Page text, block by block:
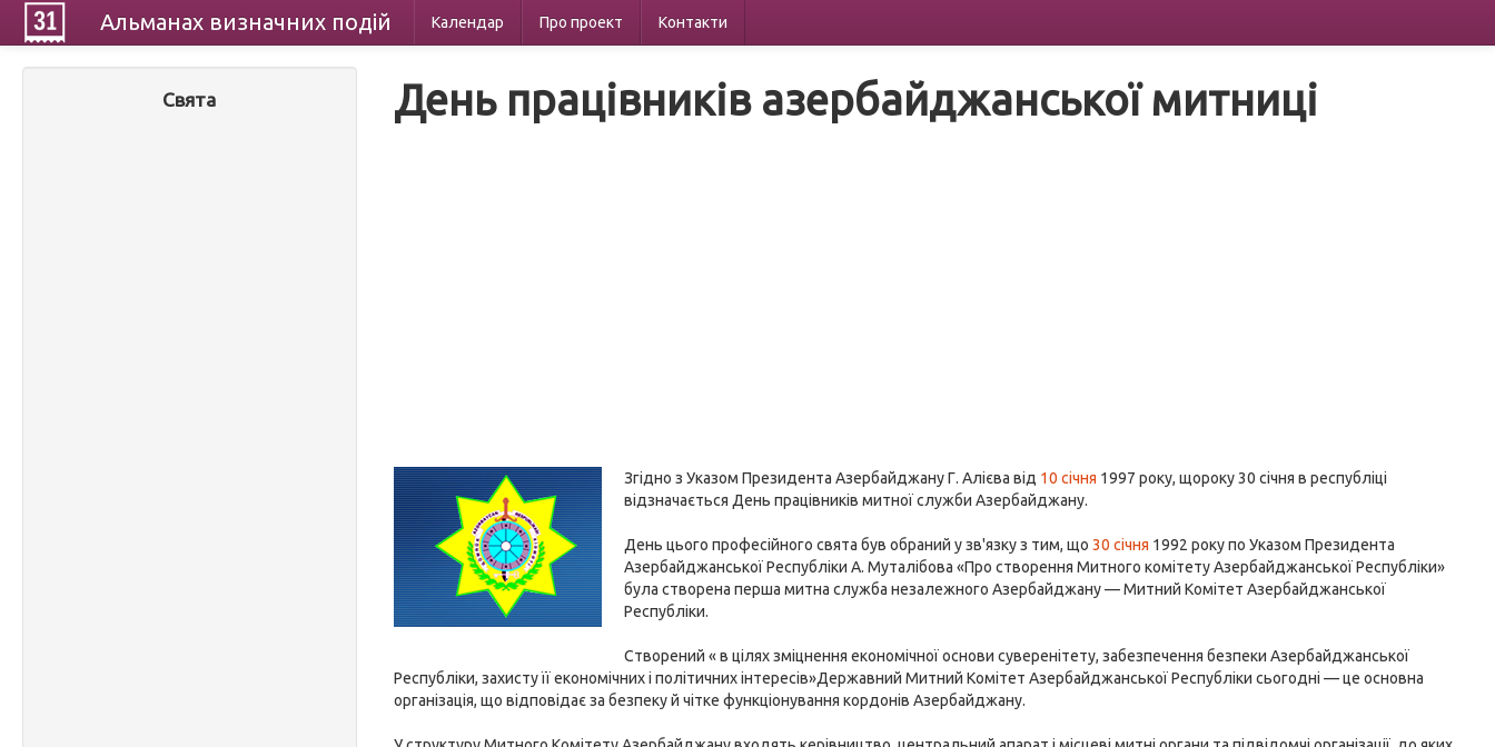
Альманах визначних подій Календар Про проект Контакти
Свята День працівників азербайджанської митниці
Згідно з Указом Президента Азербайджану Г. Алієва від 10 січня 1997 року, щороку 30 січня в республіці
відзначається День працівників митної служби Азербайджану.
День цього професійного свята був обраний у зв'язку з тим, що30 січня 1992 року по Указом Президента
Азербайджанської Республіки А. Муталібова «Про створення Митного комітету Азербайджанської Республіки»
була створена перша митна служба незалежного Азербайджану — Митний Комітет Азербайджанської
Республіки.
Створений « в цілях зміцнення економічної основи суверенітету, забезпечення безпеки Азербайджанської
Республіки, захисту її економічних і політичних інтересів»Державний Митний Комітет Азербайджанської Республіки сьогодні — це основна
організація, що відповідає за безпеку й чітке функціонування кордонів Азербайджану.